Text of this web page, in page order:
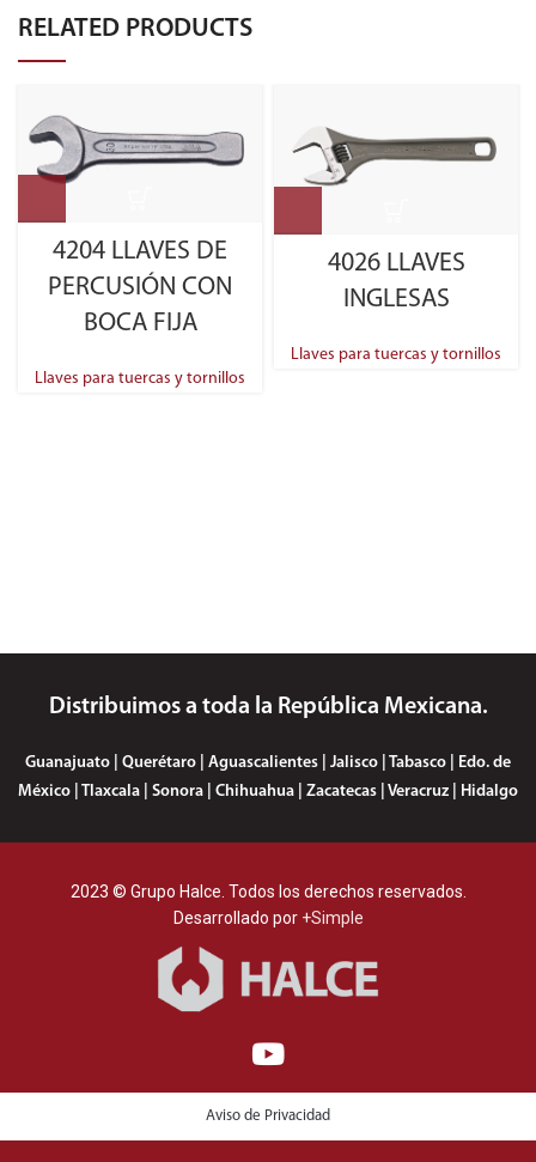
RELATED PRODUCTS
4204 LLAVES DE
PERCUSIÓN CON
BOCA FIJA
Llaves para tuercas y tornillos
4026 LLAVES
INGLESAS
Llaves para tuercas y tornillos
Distribuimos a toda la República Mexicana.
Guanajuato | Querétaro | Aguascalientes | Jalisco | Tabasco | Edo. de
México | Tlaxcala | Sonora | Chihuahua | Zacatecas | Veracruz | Hidalgo
2023 © Grupo Halce. Todos los derechos reservados.
Desarrollado por +Simple
Aviso de Privacidad